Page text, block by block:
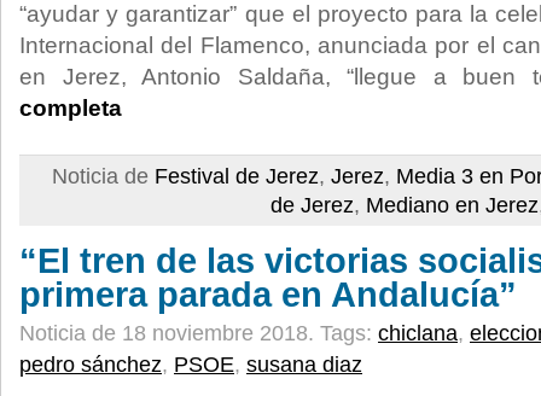
“ayudar y garantizar” que el proyecto para la
Internacional del Flamenco, anunciada por el
en Jerez, Antonio Saldaña, “llegue a buen
completa
Noticia de Festival de Jerez, Jerez, Media 3 en
de Jerez, Mediano en Jerez
“El tren de las victorias
primera parada en Andalucía”
Noticia de 18 noviembre 2018. Tags: chiclana,
pedro sánchez, PSOE, susana diaz